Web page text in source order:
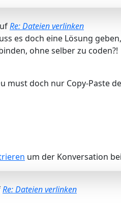
Re: Dateien verlinken
es doch eine Lösung
ohne selber zu coden?!
must doch nur Copy-Paste
um der Konversation
Re: Dateien verlinken